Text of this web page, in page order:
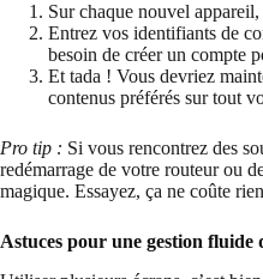
Sur chaque nouvel
Entrez vos identifiants de
besoin de créer un compte
Et tada ! Vous devriez
contenus préférés sur tout
Pro tip : Si vous rencontrez des
redémarrage de votre routeur ou
magique. Essayez, ça ne coûte
Astuces pour une gestion fluide